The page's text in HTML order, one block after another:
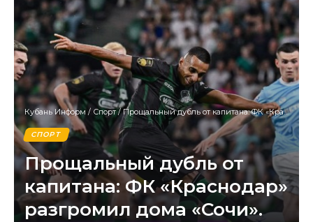
Кубань Информ / Спорт/Прощальный дубль от капитана: ФК «Краснодар» разгромил дома «Сочи».
СПОРТ
Прощальный дубль от
капитана: ФК «Краснодар»
разгромил дома «Сочи».